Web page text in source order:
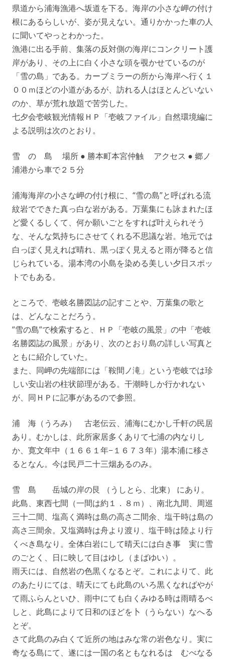
県道から浦海漁港へ坂道を下る。海岸の小さな岬の付け
根にあるらしいが、姿が見えない。通りかかった車の人
に聞いてやっとわかった。
漁港に出る手前、集落の反対側の海岸にコンクリート護
岸があり、その上に白く小さな頭を覗かせているのが
「雪の島」である。カーブミラーの所から海岸へ行く１
００ｍほどの小道があるが、訪れる人はほとんどいない
のか、草が荒れ放題で苦労した。
七夕会壱岐観光情報ＨＰ「壱岐ファイル」自然環境編に
よる説明は次のとおり。
雪 の 島 場所 ● 勝本町本宮仲触 アクセス ● 郷ノ
浦港から車で２５分
浦海海岸の小さな岬の付け根に、“雪の島”と呼ばれる流
紋岩でできた真っ白な岩がある。万葉集にも詠まれたほ
ど愛くるしくて、何か願いごとをすれば叶えられそう
な、そんな気持ちにさせてくれる不思議な岩。地元では
白っぽく見えれば晴れ、黒っぽく見えると雨が降ると信
じられている。湯本湾の小島を染める美しい夕日スポッ
トでもある。
ところで、壱岐名勝図誌の記すことや、万葉集の歌と
は、どんなことだろう。
”雪の島”で検索すると、ＨＰ「壱岐の風景」の中「壱岐
名勝図誌の風景」があり、次のとおり島の詳しい写真と
ともに紹介していた。
また、同岬の先端部には「鞍間ノ滝」という壱岐では珍
しい安山岩の柱状節理がある。干潮時しか行かれない
が、同ＨＰに記事があるので参照。
浦 海（うろみ） 古老伝云、浦海にむかし千軒の民居
あり。むかしは、此所家居多くありて七浦の内なりし
か、寛文年中（１６６１年−１６７３年）湯本浦に移さ
るとなん。今は民戸二十三烟あるのみ。
雪 島 岳城の岸の艮 （うしとら、北東） にあり。
此島、東西七間（一間は約１．８ｍ）、南北九間、周巡
三十二間、塩高く満時は島の高さ二間余、塩干時は島の
高さ三間余。又塩満時は舟より渡り、塩干時は陸より行
くべき島なり。全体白岩にして晴天には白き事 実に雪
のごとく、日に映して目はゆし（まばゆい）。
雨天には、自然岩の色黒くなるとぞ。これによりて、此
のあたりにては、晴天にても此島のいろ黒くなればやが
て雨ふらんといひ、雨中にても白くみゆる時は雨晴るべ
しと、此島によりて日和のほどを卜（うらない）なへる
とぞ。
さて此島のみ白くて近所の地はみな常の岩色なり。実に
奇なる島にて、遂には一国の名ともなれるは むべなる